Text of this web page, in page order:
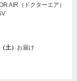
AIR（ドクターエア）
土） お届け